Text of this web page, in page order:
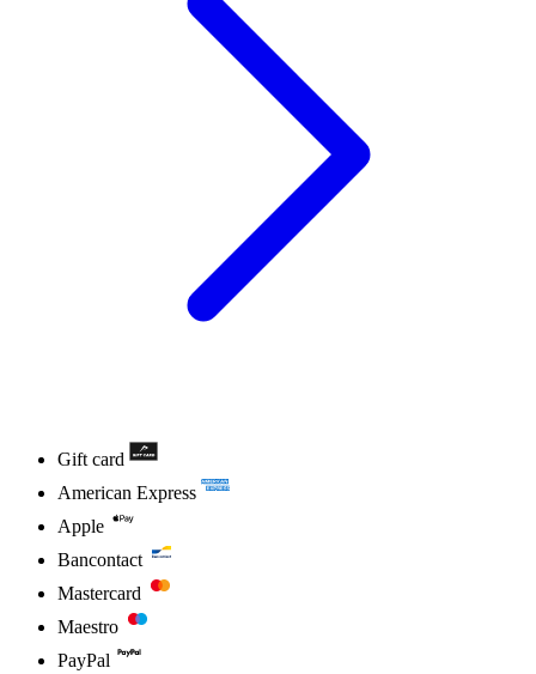
Gift card
American Express
Apple
Bancontact
Mastercard
Maestro
PayPal